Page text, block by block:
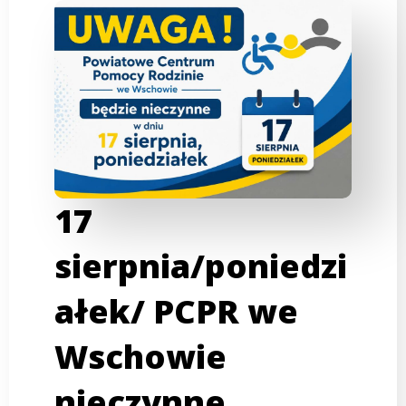
17
sierpnia/poniedzi
ałek/ PCPR we
Wschowie